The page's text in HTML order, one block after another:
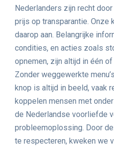
Nederlanders zijn recht
prijs op transparantie. Onze
daarop aan. Belangrijke
condities, en acties zoals
opnemen, zijn altijd in één
Zonder weggewerkte
knop is altijd in beeld, vaak
koppelen mensen met
de Nederlandse voorliefde
probleemoplossing. Door
te respecteren, kweken we